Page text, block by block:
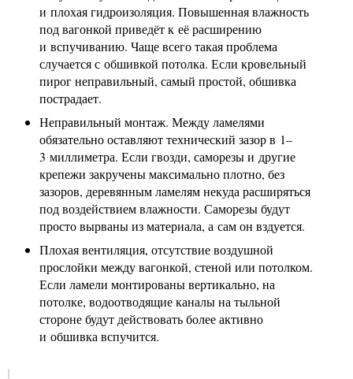
и плохая гидроизоляция. Повышенная влажность
под вагонкой приведёт к её расширению
и вспучиванию. Чаще всего такая проблема
случается с обшивкой потолка. Если кровельный
пирог неправильный, самый простой, обшивка
пострадает.
Неправильный монтаж. Между ламелями
обязательно оставляют технический зазор в 1–
3 миллиметра. Если гвозди, саморезы и другие
крепежи закручены максимально плотно, без
зазоров, деревянным ламелям некуда расширяться
под воздействием влажности. Саморезы будут
просто вырваны из материала, а сам он вздуется.
Плохая вентиляция, отсутствие воздушной
прослойки между вагонкой, стеной или потолком.
Если ламели монтированы вертикально, на
потолке, водоотводящие каналы на тыльной
стороне будут действовать более активно
и обшивка вспучится.